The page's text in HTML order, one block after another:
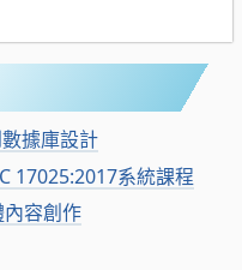
據庫設計
17025:2017系統課程
容創作